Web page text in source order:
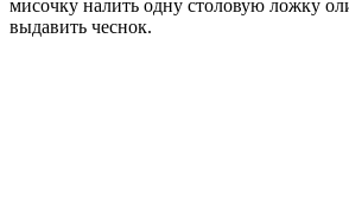
мисочку налить одну столовую ложку
выдавить чеснок.